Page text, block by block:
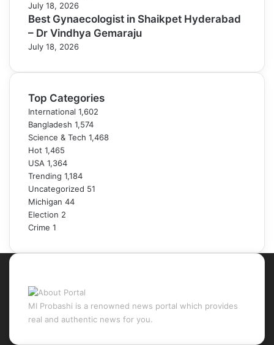
July 18, 2026
Best Gynaecologist in Shaikpet Hyderabad
– Dr Vindhya Gemaraju
July 18, 2026
Top Categories
International 1,602
Bangladesh 1,574
Science & Tech 1,468
Hot 1,465
USA 1,364
Trending 1,184
Uncategorized 51
Michigan 44
Election 2
Crime 1
MI Probashi is a renowned news portal which provides
real and authentic news for you.